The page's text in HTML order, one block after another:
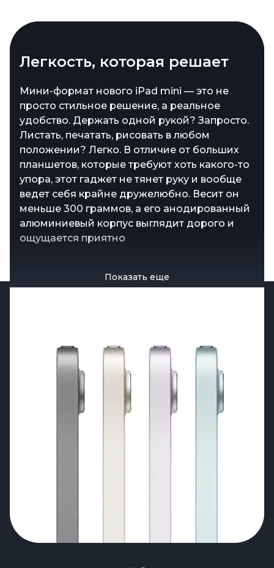
Мал, да удал
Apple iPad mini 2024 получил мощный чип
A17 Pro, но при этом остался тем же
компактным мастером на все руки. Его легко
спрятать в любую сумку, а то и в карман
рюкзака, но не стоит обманываться
размерами — этот малыш готов потягаться с
более крупными собратьями по
производительности и возможностям.
Минимализм в размерах? Да. Минимализм
в возможностях? Ни в коем случае
Легкость, которая решает
Мини-формат нового iPad mini — это не
просто стильное решение, а реальное
удобство. Держать одной рукой? Запросто.
Листать, печатать, рисовать в любом
положении? Легко. В отличие от больших
планшетов, которые требуют хоть какого-то
упора, этот гаджет не тянет руку и вообще
ведет себя крайне дружелюбно. Весит он
меньше 300 граммов, а его анодированный
алюминиевый корпус выглядит дорого и
ощущается приятно
Показать еще